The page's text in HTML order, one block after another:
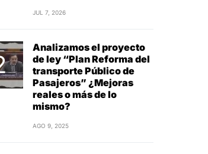
JUL 7, 2026
Analizamos el proyecto
de ley “Plan Reforma del
transporte Público de
Pasajeros” ¿Mejoras
reales o más de lo
mismo?
AGO 9, 2025